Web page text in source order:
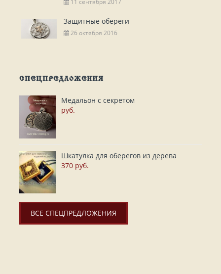
11 сентября 2017
Защитные обереги
26 октября 2016
СПЕЦПРЕДЛОЖЕНИЯ
Медальон с секретом
руб.
Шкатулка для оберегов из дерева
370 руб.
ВСЕ СПЕЦПРЕДЛОЖЕНИЯ